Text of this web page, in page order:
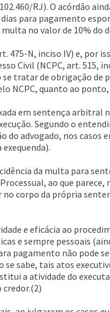
RJ). O acórdão
para pagamento
no valor de 10% do
N, inciso IV) e, por
Civil (NCPC, art. 515,
tratar de obrigação
NCPC, quanto ao
em sentença
Segundo o
advogado, nos casos
da multa para
ao que parece,
corpo da própria
e eficácia ao
e sempre pessoais
pagamento não pode
sabe, tais atos
a atividade do